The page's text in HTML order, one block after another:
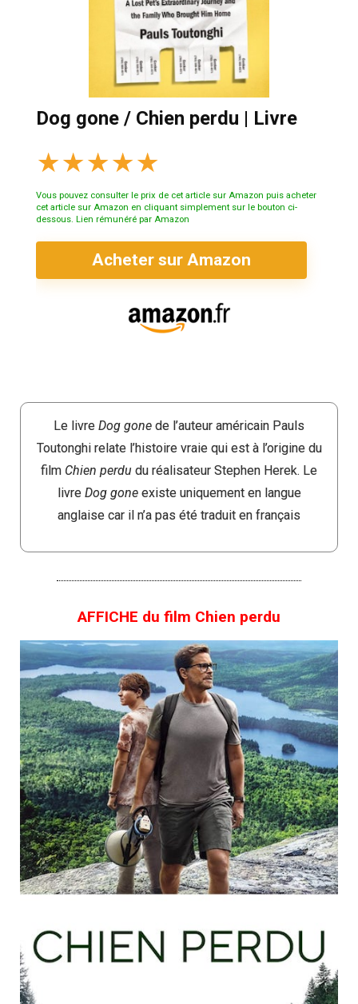
Dog gone / Chien perdu | Livre
★★★★★
Vous pouvez consulter le prix de cet article sur Amazon puis acheter
cet article sur Amazon en cliquant simplement sur le bouton ci-
dessous. Lien rémunéré par Amazon
Acheter sur Amazon
Le livre Dog gone de l’auteur américain Pauls
Toutonghi relate l’histoire vraie qui est à l’origine du
film Chien perdu du réalisateur Stephen Herek. Le
livre Dog goneexiste uniquement en langue
anglaise car il n’a pas été traduit en français
AFFICHE du film Chien perdu